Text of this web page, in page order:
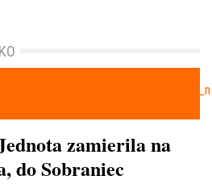
zamierila na
do Sobraniec